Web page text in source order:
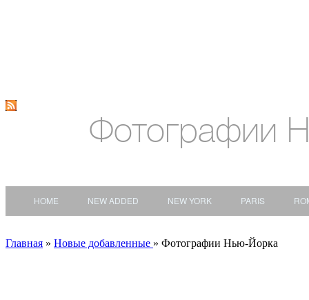
Фотографии
HOME NEW ADDED NEW YORK PARIS
Главная » Новые добавленные » Фотографии Нью-Йорка